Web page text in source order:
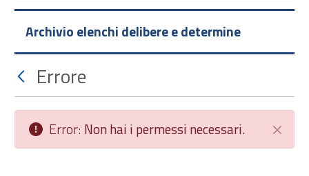
Archivio elenchi delibere e determine
Errore
Chiudi
Error: Non hai i permessi necessari.